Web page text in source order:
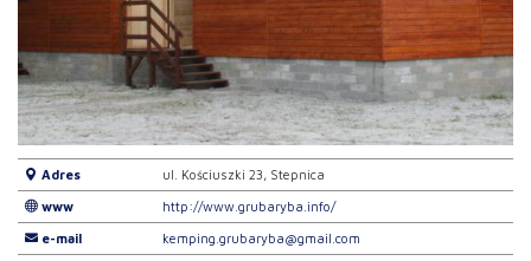
Adres ul. Kościuszki 23, Stepnica
www http://www.grubaryba.info/
e-mail kemping.grubaryba@gmail.com